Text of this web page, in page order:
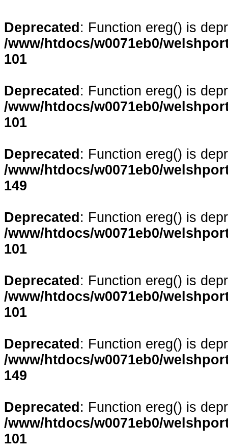
Deprecated : Function ereg() is
/www/htdocs/w0071eb0/
101
Deprecated : Function ereg() is
/www/htdocs/w0071eb0/
101
Deprecated : Function ereg() is
/www/htdocs/w0071eb0/
149
Deprecated : Function ereg() is
/www/htdocs/w0071eb0/
101
Deprecated : Function ereg() is
/www/htdocs/w0071eb0/
101
Deprecated : Function ereg() is
/www/htdocs/w0071eb0/
149
Deprecated : Function ereg() is
/www/htdocs/w0071eb0/
101